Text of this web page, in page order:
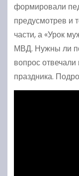
формировали
предусмотрев и
части, а «Урок
МВД. Нужны ли
вопрос отвечали
праздника.